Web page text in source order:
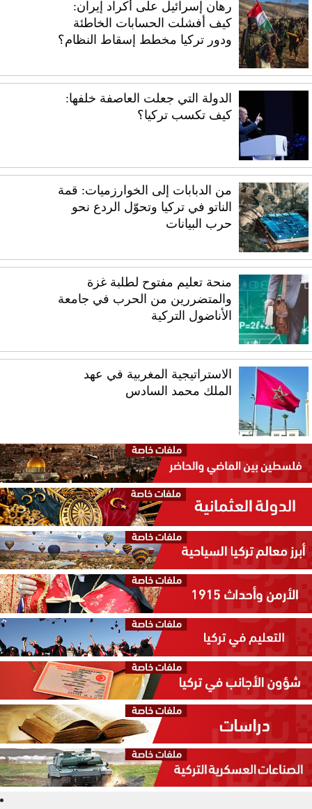
رهان إسرائيل على أكراد إيران:
كيف أفشلت الحسابات الخاطئة
ودور تركيا مخطط إسقاط النظام؟
الدولة التي جعلت العاصفة خلفها:
كيف تكسب تركيا؟
من الدبابات إلى الخوارزميات: قمة
الناتو في تركيا وتحوّل الردع نحو
حرب البيانات
منحة تعليم مفتوح لطلبة غزة
والمتضررين من الحرب في جامعة
الأناضول التركية
الاستراتيجية المغربية في عهد
الملك محمد السادس